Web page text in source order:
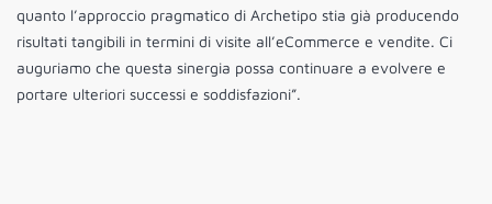
quanto l’approccio pragmatico di Archetipo stia già producendo
risultati tangibili in termini di visite all’eCommerce e vendite. Ci
auguriamo che questa sinergia possa continuare a evolvere e
portare ulteriori successi e soddisfazioni”.